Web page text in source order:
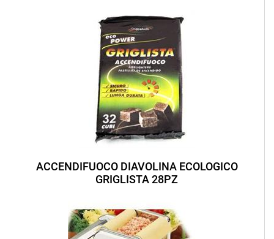
ACCENDIFUOCO DIAVOLINA ECOLOGICO
GRIGLISTA 28PZ